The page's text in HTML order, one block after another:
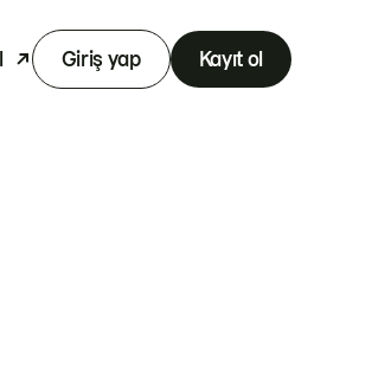
Giriş yap Kayıt ol